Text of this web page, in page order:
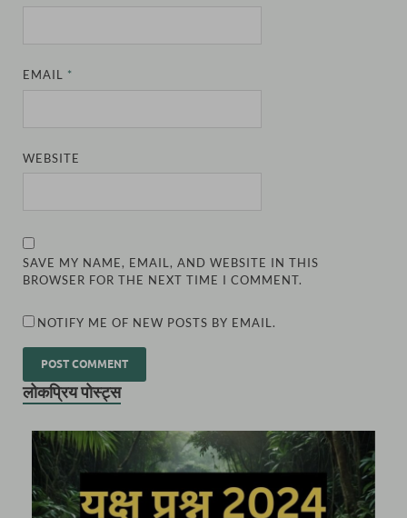
EMAIL *
WEBSITE
SAVE MY NAME, EMAIL, AND WEBSITE IN THIS
BROWSER FOR THE NEXT TIME I COMMENT.
NOTIFY ME OF NEW POSTS BY EMAIL.
लोकप्रिय पोस्ट्स